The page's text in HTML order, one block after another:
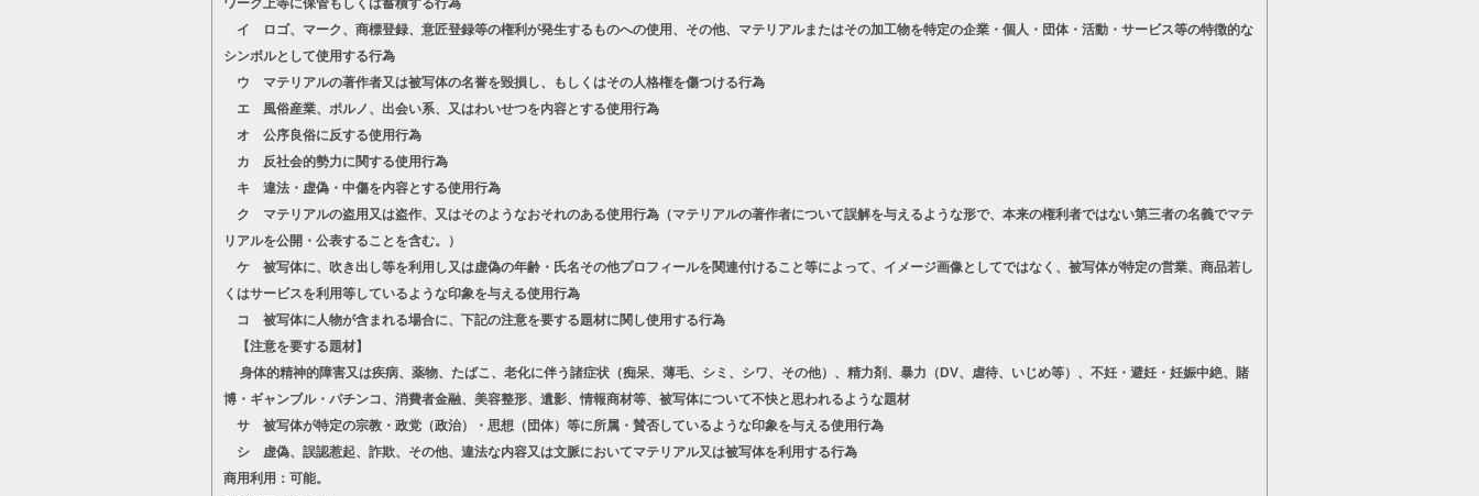
ワーク上等に保管もしくは蓄積する行為
イ ロゴ、マーク、商標登録、意匠登録等の権利が発生するものへの使用、その他、マテリアルまたはその加工物を特定の企業・個人・団体・活動・サービス等の特徴的な
シンボルとして使用する行為
ウ マテリアルの著作者又は被写体の名誉を毀損し、もしくはその人格権を傷つける行為
エ 風俗産業、ポルノ、出会い系、又はわいせつを内容とする使用行為
オ 公序良俗に反する使用行為
カ 反社会的勢力に関する使用行為
キ 違法・虚偽・中傷を内容とする使用行為
ク マテリアルの盗用又は盗作、又はそのようなおそれのある使用行為（マテリアルの著作者について誤解を与えるような形で、本来の権利者ではない第三者の名義でマテ
リアルを公開・公表することを含む。）
ケ 被写体に、吹き出し等を利用し又は虚偽の年齢・氏名その他プロフィールを関連付けること等によって、イメージ画像としてではなく、被写体が特定の営業、商品若し
くはサービスを利用等しているような印象を与える使用行為
コ 被写体に人物が含まれる場合に、下記の注意を要する題材に関し使用する行為
【注意を要する題材】
身体的精神的障害又は疾病、薬物、たばこ、老化に伴う諸症状（痴呆、薄毛、シミ、シワ、その他）、精力剤、暴力（DV、虐待、いじめ等）、不妊・避妊・妊娠中絶、賭
博・ギャンブル・パチンコ、消費者金融、美容整形、遺影、情報商材等、被写体について不快と思われるような題材
サ 被写体が特定の宗教・政党（政治）・思想（団体）等に所属・賛否しているような印象を与える使用行為
シ 虚偽、誤認惹起、詐欺、その他、違法な内容又は文脈においてマテリアル又は被写体を利用する行為
商用利用：可能。